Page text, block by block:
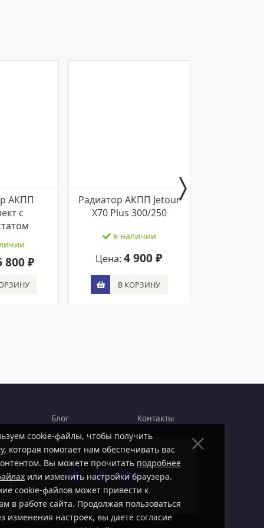
АКПП
с
800 ₽
Радиатор АКПП Jetour
X70 Plus 300/250
в наличии
Цена:4 900 ₽
В КОРЗИНУ
Блог
Контакты
cookie-файлы, чтобы получить
которая помогает нам обеспечивать вас
Вы можете прочитать подробнее
или изменить настройки браузера.
cookie-файлов может привести к
в работе сайта. Продолжая пользоваться
изменения настроек, вы даете согласие